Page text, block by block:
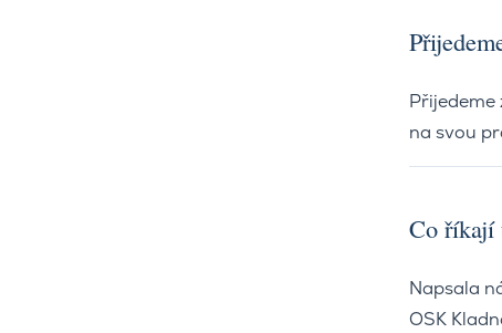
Přijedeme
na svou
Co říkají
Napsala
OSK